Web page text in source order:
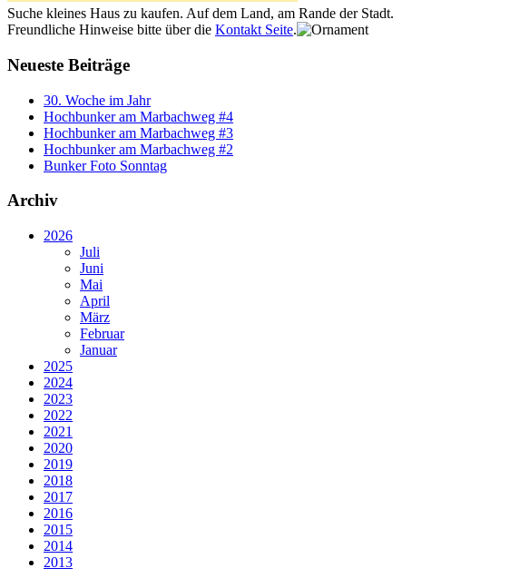
Suche kleines Haus zu kaufen. Auf dem Land, am Rande der Stadt.
Freundliche Hinweise bitte über die Kontakt Seite.
Neueste Beiträge
30. Woche im Jahr
Hochbunker am Marbachweg #4
Hochbunker am Marbachweg #3
Hochbunker am Marbachweg #2
Bunker Foto Sonntag
Archiv
2026
Juli
Juni
Mai
April
März
Februar
Januar
2025
2024
2023
2022
2021
2020
2019
2018
2017
2016
2015
2014
2013